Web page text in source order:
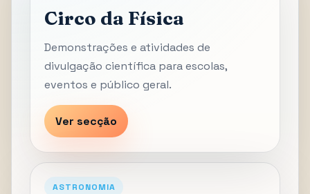
Circo da Física
Demonstrações e atividades de
divulgação científica para escolas,
eventos e público geral.
Ver secção
ASTRONOMIA